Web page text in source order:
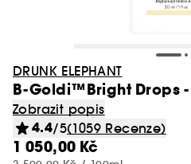
DRUNK ELEPHANT
B-Goldi™Bright Drops
Zobrazit popis
4.4/5(1059 Recenze)
1 050,00 Kč